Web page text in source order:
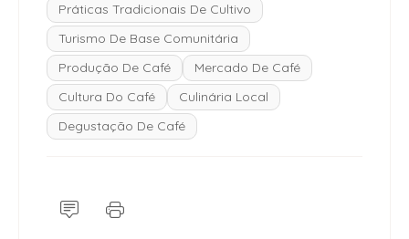
Práticas Tradicionais De Cultivo
Turismo De Base Comunitária
Produção De Café
Mercado De Café
Cultura Do Café
Culinária Local
Degustação De Café